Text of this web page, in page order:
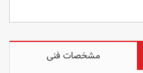
مشخصات فنی